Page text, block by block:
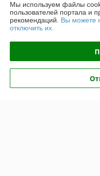
Доставка и оплата
Полная версия сайта
Политика обработки
Мы используем файлы
пользователей портала и
рекомендаций. Вы можете
отключить их.